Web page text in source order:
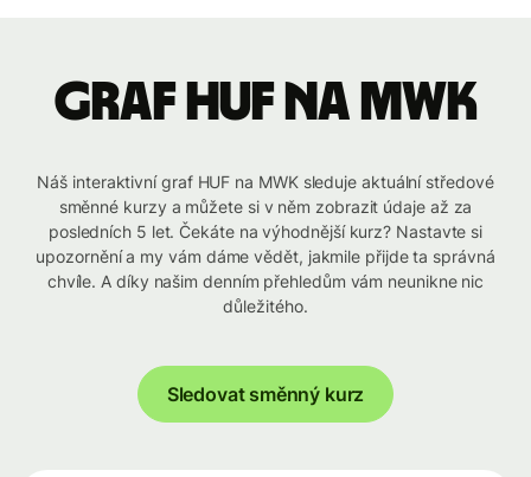
graf HUF na MWK
Náš interaktivní graf HUF na MWK sleduje aktuální středové
směnné kurzy a můžete si v něm zobrazit údaje až za
posledních 5 let. Čekáte na výhodnější kurz? Nastavte si
upozornění a my vám dáme vědět, jakmile přijde ta správná
chvíle. A díky našim denním přehledům vám neunikne nic
důležitého.
Sledovat směnný kurz